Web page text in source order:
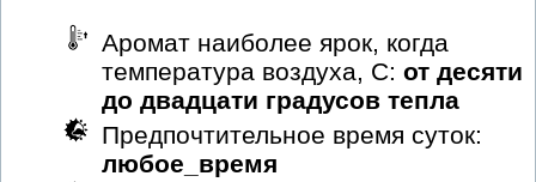
Аромат наиболее ярок, когда
температура воздуха, С: от десяти
до двадцати градусов тепла
Предпочтительное время суток:
любое_время